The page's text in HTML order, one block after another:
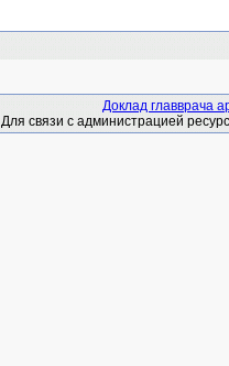
Доклад главврача
Для связи с администрацией